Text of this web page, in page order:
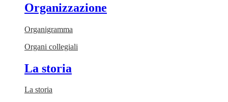
Organizzazione
Organigramma
Organi collegiali
La storia
La storia